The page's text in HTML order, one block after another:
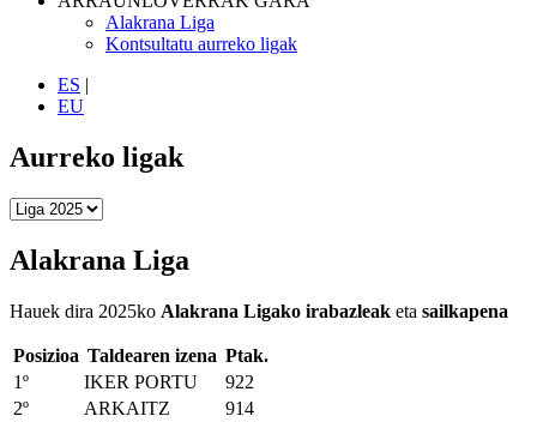
Alakrana Liga
Kontsultatu aurreko ligak
ES |
EU
Aurreko ligak
Alakrana Liga
Hauek dira 2025ko Alakrana Ligako irabazleak eta sailkapena
Posizioa Taldearen izena Ptak.
1º
IKER PORTU
922
2º
ARKAITZ
914